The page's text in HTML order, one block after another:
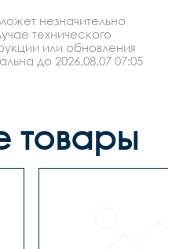
незначительно
технического
или обновления
до 2026.08.07 07:05
товары